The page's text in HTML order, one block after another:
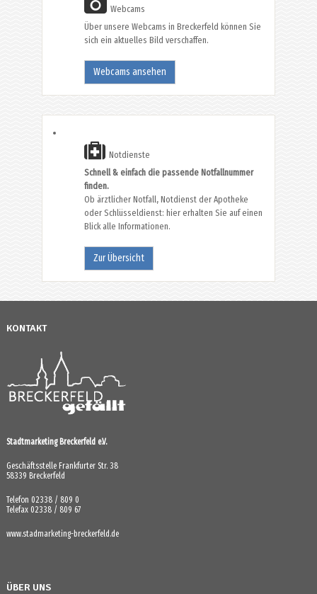
Webcams
Über unsere Webcams in Breckerfeld können Sie
sich ein aktuelles Bild verschaffen.
Webcams ansehen
Notdienste
Schnell & einfach die passende Notfallnummer
finden.
Ob ärztlicher Notfall, Notdienst der Apotheke
oder Schlüsseldienst: hier erhalten Sie auf einen
Blick alle Informationen.
Zur Übersicht
KONTAKT
Stadtmarketing Breckerfeld e.V.
Geschäftsstelle Frankfurter Str. 38
58339 Breckerfeld
Telefon 02338 / 809 0
Telefax 02338 / 809 67
www.stadmarketing-breckerfeld.de
ÜBER UNS